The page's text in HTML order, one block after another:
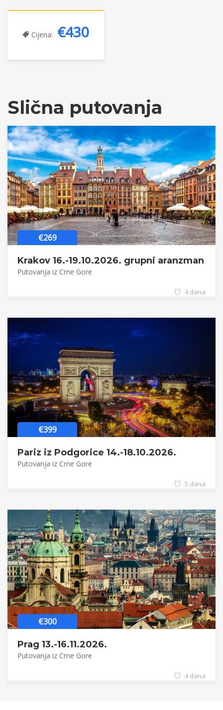
Cijena: €430
Slična putovanja
€269
Krakov 16.-19.10.2026. grupni aranzman
Putovanja iz Crne Gore
4 dana
€399
Pariz iz Podgorice 14.-18.10.2026.
Putovanja iz Crne Gore
5 dana
€300
Prag 13.-16.11.2026.
Putovanja iz Crne Gore
4 dana